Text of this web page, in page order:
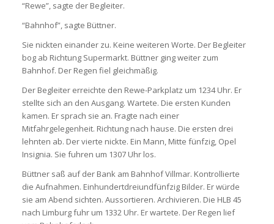
“Rewe”, sagte der Begleiter.
“Bahnhof”, sagte Büttner.
Sie nickten einander zu. Keine weiteren Worte. Der Begleiter
bog ab Richtung Supermarkt. Büttner ging weiter zum
Bahnhof. Der Regen fiel gleichmäßig.
Der Begleiter erreichte den Rewe-Parkplatz um 1234 Uhr. Er
stellte sich an den Ausgang. Wartete. Die ersten Kunden
kamen. Er sprach sie an. Fragte nach einer
Mitfahrgelegenheit. Richtung nach hause. Die ersten drei
lehnten ab. Der vierte nickte. Ein Mann, Mitte fünfzig, Opel
Insignia. Sie fuhren um 1307 Uhr los.
Büttner saß auf der Bank am Bahnhof Villmar. Kontrollierte
die Aufnahmen. Einhundertdreiundfünfzig Bilder. Er würde
sie am Abend sichten. Aussortieren. Archivieren. Die HLB 45
nach Limburg fuhr um 1332 Uhr. Er wartete. Der Regen lief